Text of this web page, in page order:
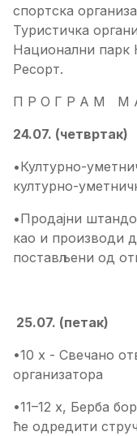
спортска
Туристичка
Национални
Ресорт.
П Р О Г Р А М М
24.07. (четвртак)
•Културно-
културно-
•Продајни
као и производи
постављени од
25.07. (петак)
•10 х - Свечано
организатора
•11–12 х, Берба
ће одредити